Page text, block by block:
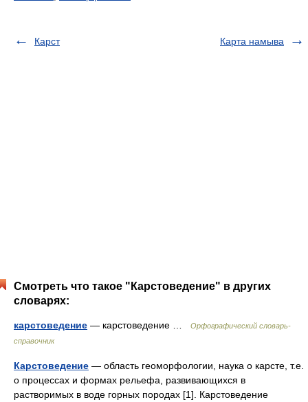
Карст Карта намыва
Смотреть что такое "Карстоведение" в других
словарях:
карстоведение — карстоведение …
Орфографический словарь-
справочник
Карстоведение — область геоморфологии, наука о карсте, т.е.
о процессах и формах рельефа, развивающихся в
растворимых в воде горных породах [1]. Карстоведение